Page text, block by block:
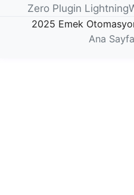
Zero Plugin
2025 Emek
Ana Sayfa